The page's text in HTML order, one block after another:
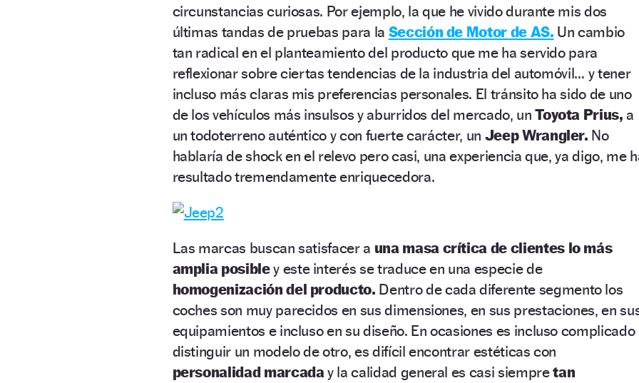
circunstancias curiosas. Por ejemplo, la que he vivido durante mis dos
últimas tandas de pruebas para la Sección de Motor de AS. Un cambio
tan radical en el planteamiento del producto que me ha servido para
reflexionar sobre ciertas tendencias de la industria del automóvil… y tener
incluso más claras mis preferencias personales. El tránsito ha sido de uno
de los vehículos más insulsos y aburridos del mercado, unToyota Prius, a
un todoterreno auténtico y con fuerte carácter, un Jeep Wrangler. No
hablaría de shock en el relevo pero casi, una experiencia que, ya digo, me
resultado tremendamente enriquecedora.
Las marcas buscan satisfacer a una masa crítica de clientes lo más
amplia posibley este interés se traduce en una especie de
homogenización del producto. Dentro de cada diferente segmento los
coches son muy parecidos en sus dimensiones, en sus prestaciones, en
equipamientos e incluso en su diseño. En ocasiones es incluso complicado
distinguir un modelo de otro, es difícil encontrar estéticas con
personalidad marcada y la calidad general es casi siempretan